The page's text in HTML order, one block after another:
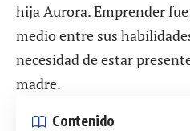
hija Aurora. Emprender
medio entre sus
necesidad de estar
madre.
Contenido